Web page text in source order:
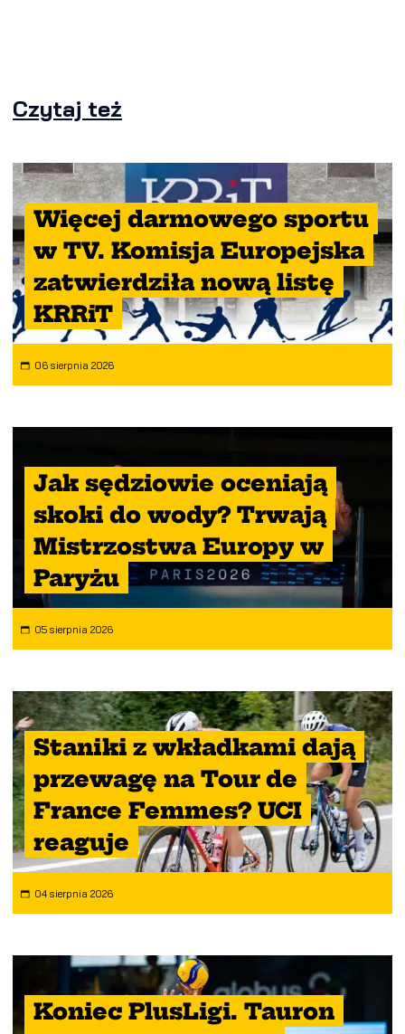
Czytaj też
Więcej darmowego sportu
w TV. Komisja Europejska
zatwierdziła nową listę
KRRiT
06 sierpnia 2026
Jak sędziowie oceniają
skoki do wody? Trwają
Mistrzostwa Europy w
Paryżu
05 sierpnia 2026
Staniki z wkładkami dają
przewagę na Tour de
France Femmes? UCI
reaguje
04 sierpnia 2026
Koniec PlusLigi. Tauron